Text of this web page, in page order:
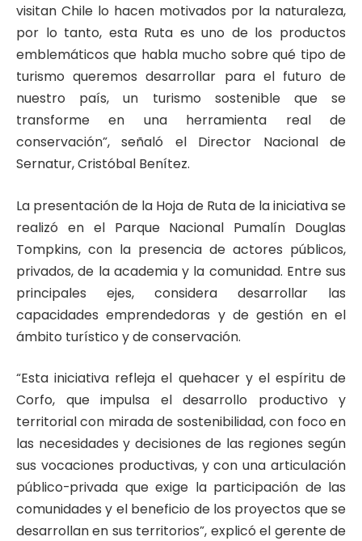
visitan Chile lo hacen motivados por la naturaleza,
por lo tanto, esta Ruta es uno de los productos
emblemáticos que habla mucho sobre qué tipo de
turismo queremos desarrollar para el futuro de
nuestro país, un turismo sostenible que se
transforme en una herramienta real de
conservación”, señaló el Director Nacional de
Sernatur, Cristóbal Benítez.
La presentación de la Hoja de Ruta de la iniciativa se
realizó en el Parque Nacional Pumalín Douglas
Tompkins, con la presencia de actores públicos,
privados, de la academia y la comunidad. Entre sus
principales ejes, considera desarrollar las
capacidades emprendedoras y de gestión en el
ámbito turístico y de conservación.
“Esta iniciativa refleja el quehacer y el espíritu de
Corfo, que impulsa el desarrollo productivo y
territorial con mirada de sostenibilidad, con foco en
las necesidades y decisiones de las regiones según
sus vocaciones productivas, y con una articulación
público-privada que exige la participación de las
comunidades y el beneficio de los proyectos que se
desarrollan en sus territorios”, explicó el gerente de